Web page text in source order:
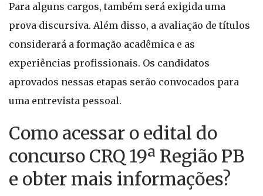
Para alguns cargos, também será exigida uma
prova discursiva. Além disso, a avaliação de títulos
considerará a formação acadêmica e as
experiências profissionais. Os candidatos
aprovados nessas etapas serão convocados para
uma entrevista pessoal.
Como acessar o edital do
concurso CRQ 19ª Região PB
e obter mais informações?